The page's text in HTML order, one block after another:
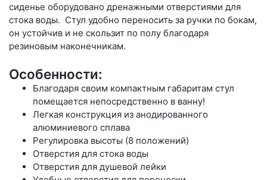
сиденье оборудовано дренажными отверстиями для
стока воды. Стул удобно переносить за ручки по бокам,
он устойчив и не скользит по полу благодаря
резиновым наконечникам.
Особенности:
Благодаря своим компактным габаритам стул
помещается непосредственно в ванну!
Легкая конструкция из анодированного
алюминиевого сплава
Регулировка высоты (8 положений)
Отверстия для стока воды
Отверстия для душевой лейки